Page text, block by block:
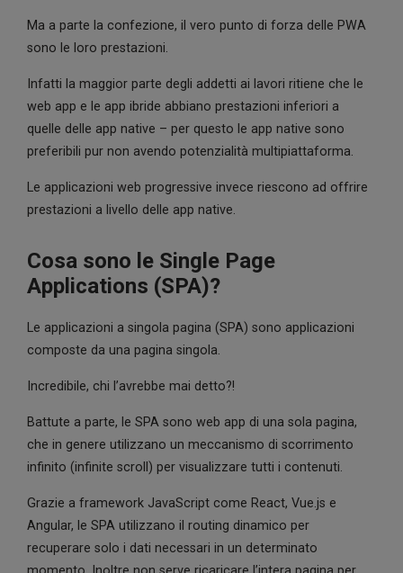
Ma a parte la confezione, il vero punto di forza delle PWA
sono le loro prestazioni.
Infatti la maggior parte degli addetti ai lavori ritiene che le
web app e le app ibride abbiano prestazioni inferiori a
quelle delle app native – per questo le app native sono
preferibili pur non avendo potenzialità multipiattaforma.
Le applicazioni web progressive invece riescono ad offrire
prestazioni a livello delle app native.
Cosa sono le Single Page
Applications (SPA)?
Le applicazioni a singola pagina (SPA) sono applicazioni
composte da una pagina singola.
Incredibile, chi l’avrebbe mai detto?!
Battute a parte, le SPA sono web app di una sola pagina,
che in genere utilizzano un meccanismo di scorrimento
infinito (infinite scroll) per visualizzare tutti i contenuti.
Grazie a framework JavaScript come React, Vue.js e
Angular, le SPA utilizzano il routing dinamico per
recuperare solo i dati necessari in un determinato